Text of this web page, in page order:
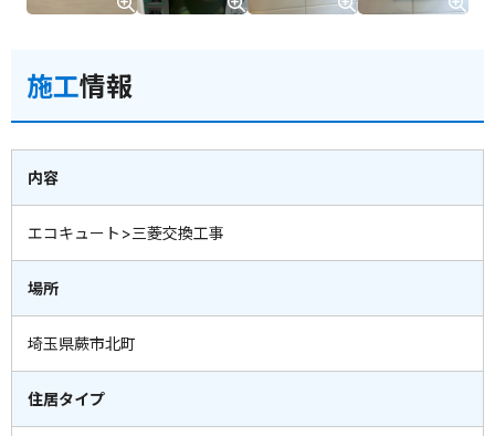
施工情報
内容
エコキュート>三菱交換工事
場所
埼玉県蕨市北町
住居タイプ